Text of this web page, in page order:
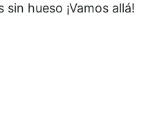
hueso ¡Vamos allá!